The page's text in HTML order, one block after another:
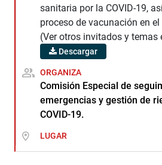
sanitaria por la COVID-19,
proceso de vacunación en
(Ver otros invitados y temas
Descargar
ORGANIZA
Comisión Especial de
emergencias y gestión de
COVID-19.
LUGAR